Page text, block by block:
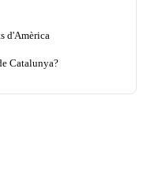
d'Amèrica
Catalunya?